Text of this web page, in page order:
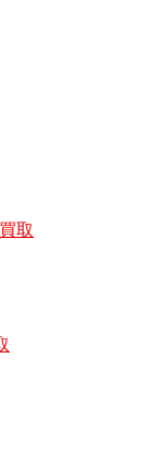
取